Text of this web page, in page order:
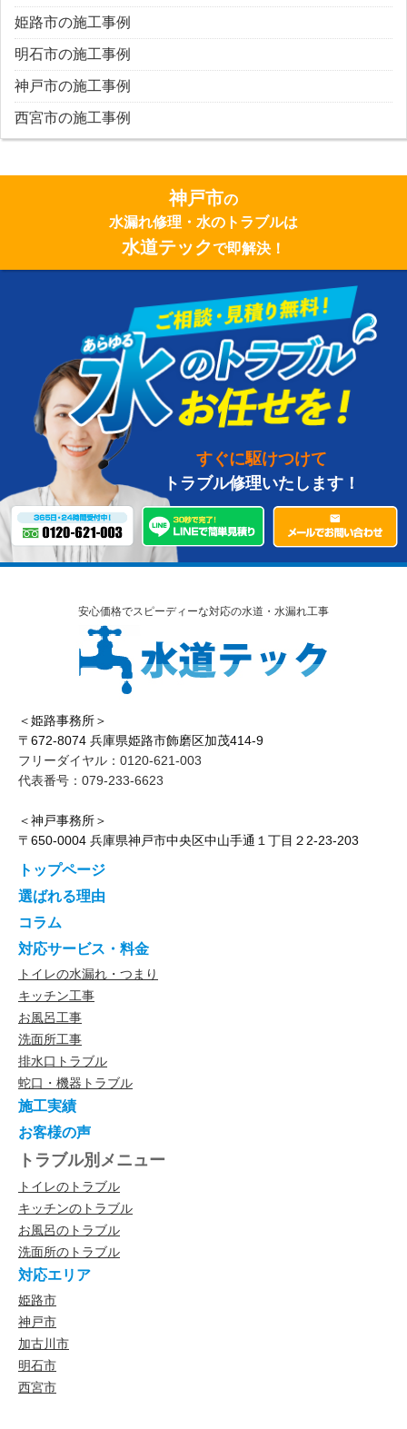
姫路市の施工事例
明石市の施工事例
神戸市の施工事例
西宮市の施工事例
神戸市の
水漏れ修理・水のトラブルは
水道テックで即解決！
すぐに駆けつけて
トラブル修理いたします！
安心価格でスピーディーな対応の水道・水漏れ工事
＜姫路事務所＞
〒672-8074 兵庫県姫路市飾磨区加茂414-9
フリーダイヤル：0120-621-003
代表番号：079-233-6623
＜神戸事務所＞
〒650-0004 兵庫県神戸市中央区中山手通１丁目２2-23-203
トップページ
選ばれる理由
コラム
対応サービス・料金
トイレの水漏れ・つまり
キッチン工事
お風呂工事
洗面所工事
排水口トラブル
蛇口・機器トラブル
施工実績
お客様の声
トラブル別メニュー
トイレのトラブル
キッチンのトラブル
お風呂のトラブル
洗面所のトラブル
対応エリア
姫路市
神戸市
加古川市
明石市
西宮市